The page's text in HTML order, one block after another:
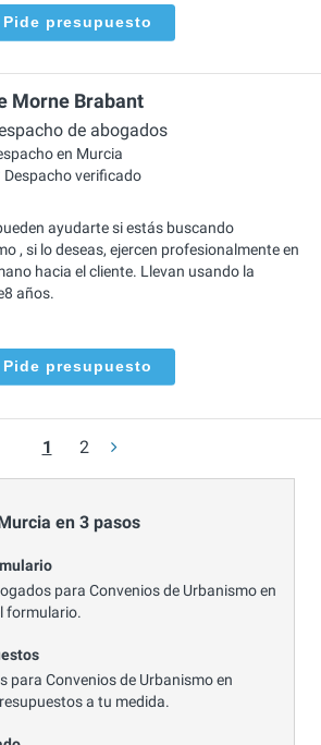
Pide presupuesto
Morne Brabant
de abogados
en Murcia
Despacho verificado
ayudarte si estás buscando
, si lo deseas, ejercen profesionalmente en
hacia el cliente. Llevan usando la
años.
Pide presupuesto
1 2
en 3 pasos
para Convenios de Urbanismo en
formulario.
para Convenios de Urbanismo en
a tu medida.